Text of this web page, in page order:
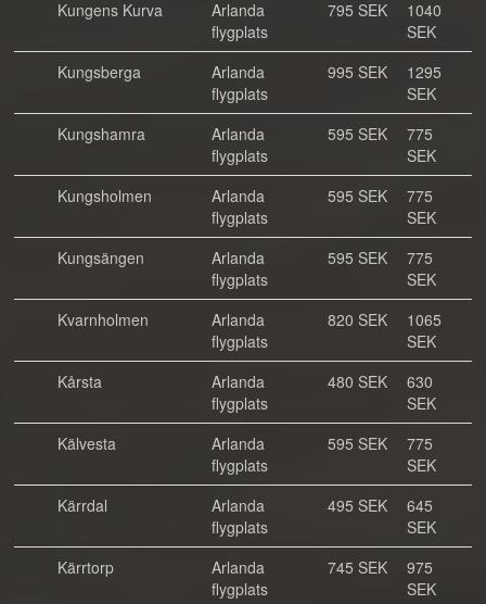
Kungens Kurva
Arlanda
flygplats
795 SEK
1040
SEK
Kungsberga
Arlanda
flygplats
995 SEK
1295
SEK
Kungshamra
Arlanda
flygplats
595 SEK
775
SEK
Kungsholmen
Arlanda
flygplats
595 SEK
775
SEK
Kungsängen
Arlanda
flygplats
595 SEK
775
SEK
Kvarnholmen
Arlanda
flygplats
820 SEK
1065
SEK
Kårsta
Arlanda
flygplats
480 SEK
630
SEK
Kälvesta
Arlanda
flygplats
595 SEK
775
SEK
Kärrdal
Arlanda
flygplats
495 SEK
645
SEK
Kärrtorp
Arlanda
flygplats
745 SEK
975
SEK